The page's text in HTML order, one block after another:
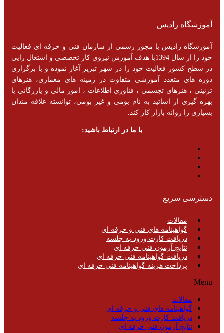
آموزشگاه رادیس
آموزشگاه رادیس با مجوز رسمی از سازمان فنی و حرفه ای فعالیت
خود را از سال 1394با هدف آموزش نیروی کار تخصصی و اشتغال زایی
در سطح کشور فعالیت خود را در شهر تبریز آغاز نموده و با برگزاری
دوره های متعدد آموزشی متفاوت در زمینه های معماری، هنرهای
تزئینی ، هنرهای تجسمی ، فناوری اطلاعات ، امور مالی و یازرگانی با
بهره گیری از اساتید به نام بومی و غیر بومی، توانسته علاقه مندان
بسیاری را روانه بازار کار کند.
با ما در ارتباط باشید:
دسترسی سریع
مقالات
گواهینامه های فنی و حرفه ای
دریافت کارت ورود به جلسه
نتایج آزمون فنی حرفه ای
دریافت گواهینامه فنی حرفه ای
پرداخت هزینه گواهینامه فنی حرفه ای
Menu
مقالات
گواهینامه های فنی و حرفه ای
دریافت کارت ورود به جلسه
نتایج آزمون فنی حرفه ای